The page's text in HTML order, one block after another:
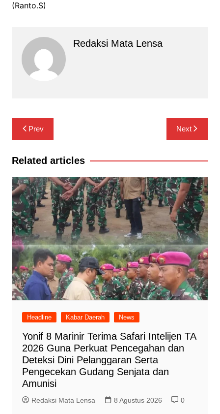
(Ranto.S)
Redaksi Mata Lensa
Navigasi
pos
Prev Next
Related articles
Headline Kabar Daerah News
Yonif 8 Marinir Terima Safari Intelijen TA
2026 Guna Perkuat Pencegahan dan
Deteksi Dini Pelanggaran Serta
Pengecekan Gudang Senjata dan
Amunisi
Redaksi Mata Lensa 8 Agustus 2026 0